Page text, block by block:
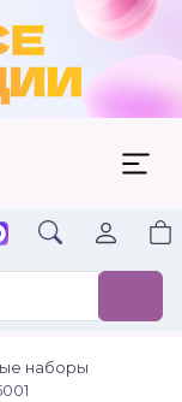
наборы